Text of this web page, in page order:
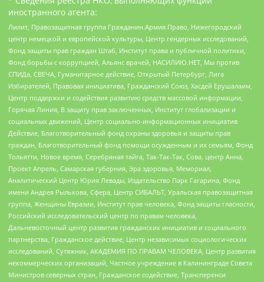
иностранного агента:
Лилит, Правозащитная группа Гражданин.Армия.Право, Нижегородский
центр немецкой и европейской культуры, Центр гендерных исследований,
Фонд защиты прав граждан Штаб, Институт права и публичной политики,
Фонд борьбы с коррупцией, Альянс врачей, НАСИЛИЮ.НЕТ, Мы против
СПИДа, СВЕЧА, Гуманитарное действие, Открытый Петербург, Лига
Избирателей, Правовая инициатива, Гражданский Союз, Хасдей Ерушалаим,
Центр поддержки и содействия развитию средств массовой информации,
Горячая Линия, В защиту прав заключенных, Институт глобализации и
социальных движений, Центр социально-информационных инициатив
Действие, Благотворительный фонд охраны здоровья и защиты прав
граждан, Благотворительный фонд помощи осужденным и их семьям, Фонд
Тольятти, Новое время, Серебряная тайга, Так-Так-Так, Сова, центр Анна,
Проект Апрель, Самарская губерния, Эра здоровья, Мемориал,
Аналитический Центр Юрия Левады, Издательство Парк Гагарина, Фонд
имени Андрея Рылькова, Сфера, Центр СИБАЛЬТ, Уральская правозащитная
группа, Женщины Евразии, Институт прав человека, Фонд защиты гласности,
Российский исследовательский центр по правам человека,
Дальневосточный центр развития гражданских инициатив и социального
партнерства, Гражданское действие, Центр независимых социологических
исследований, Сутяжник, АКАДЕМИЯ ПО ПРАВАМ ЧЕЛОВЕКА, Центр развития
некоммерческих организаций, Частное учреждение в Калининграде Совета
Министров северных стран, Гражданское содействие, Трансперенси